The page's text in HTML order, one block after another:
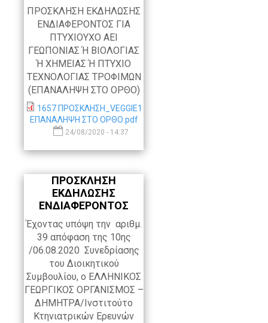
ΠΡΟΣΚΛΗΣΗ ΕΚΔΗΛΩΣΗΣ
ΕΝΔΙΑΦΕΡΟΝΤΟΣ ΓΙΑ
ΠΤΥΧΙΟΥΧΟ ΑΕΙ
ΓΕΩΠΟΝΙΑΣ Ή ΒΙΟΛΟΓΙΑΣ
Ή ΧΗΜΕΙΑΣ Ή ΠΤΥΧΙΟ
ΤΕΧΝΟΛΟΓΙΑΣ ΤΡΟΦΙΜΩΝ
(ΕΠΑΝΑΛΗΨΗ ΣΤΟ ΟΡΘΟ)
1657 ΠΡΟΣΚΛΗΣΗ_VEGGIE1
ΕΠΑΝΑΛΗΨΗ ΣΤΟ ΟΡΘΟ.pdf
24/08/2020 - 14:37
ΠΡΟΣΚΛΗΣΗ
ΕΚΔΗΛΩΣΗΣ
ΕΝΔΙΑΦΕΡΟΝΤΟΣ
Έχοντας υπόψη την αριθμ.
39 απόφαση της 10ης
/06.08.2020 Συνεδρίασης
του Διοικητικού
Συμβουλίου, ο ΕΛΛΗΝΙΚΟΣ
ΓΕΩΡΓΙΚΟΣ ΟΡΓΑΝΙΣΜΟΣ –
ΔΗΜΗΤΡΑ/Ινστιτούτο
Κτηνιατρικών Ερευνών